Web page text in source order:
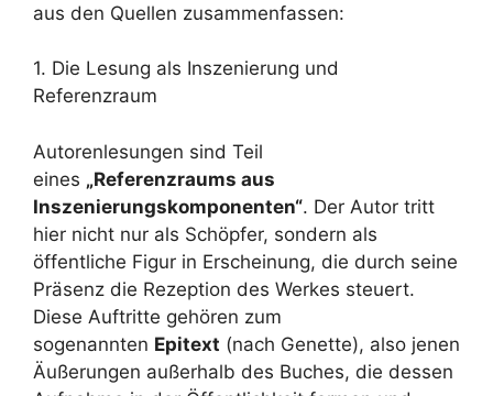
aus den Quellen zusammenfassen:
1. Die Lesung als Inszenierung und
Referenzraum
Autorenlesungen sind Teil
eines „Referenzraums aus
Inszenierungskomponenten“. Der Autor tritt
hier nicht nur als Schöpfer, sondern als
öffentliche Figur in Erscheinung, die durch seine
Präsenz die Rezeption des Werkes steuert.
Diese Auftritte gehören zum
sogenannten Epitext (nach Genette), also jenen
Äußerungen außerhalb des Buches, die dessen